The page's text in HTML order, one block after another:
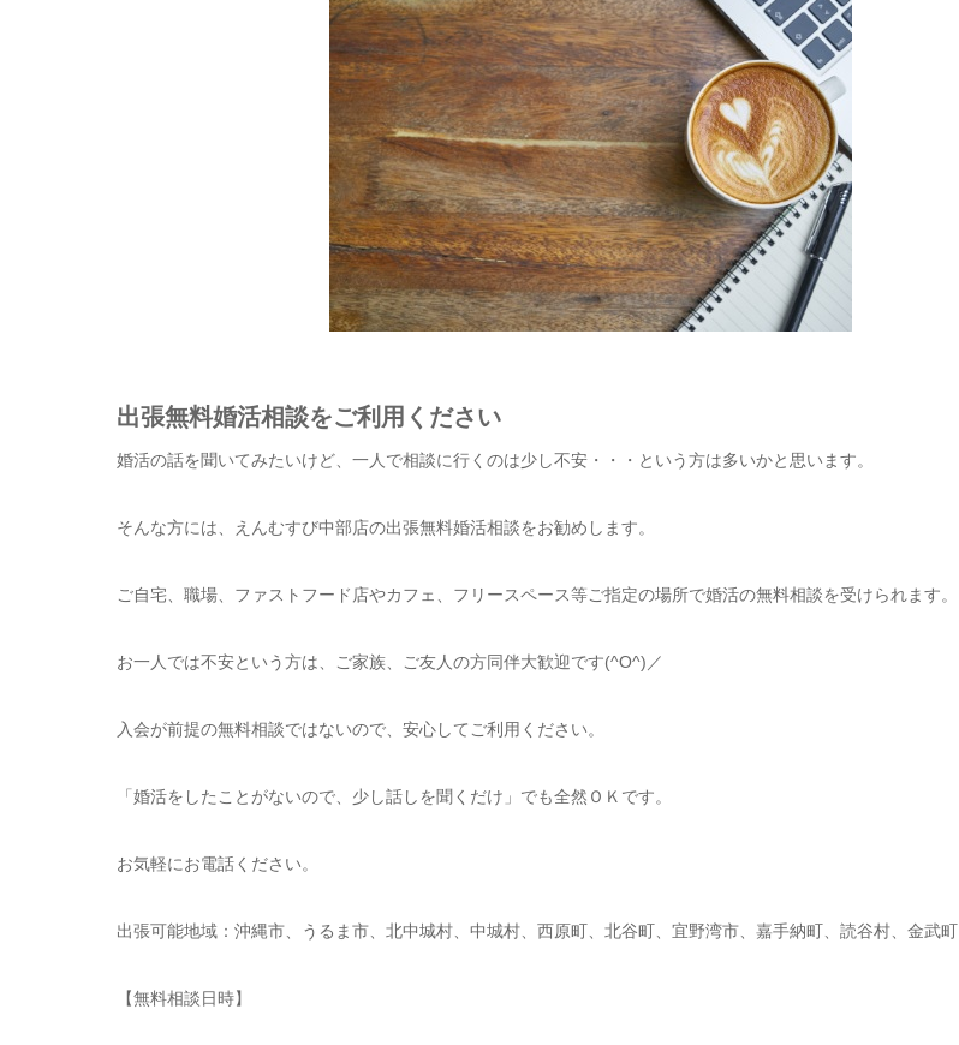
出張無料婚活相談をご利用ください
婚活の話を聞いてみたいけど、一人で相談に行くのは少し不安・・・という方は多いかと思います。
そんな方には、えんむすび中部店の出張無料婚活相談をお勧めします。
ご自宅、職場、ファストフード店やカフェ、フリースペース等ご指定の場所で婚活の無料相談を受けられます。
お一人では不安という方は、ご家族、ご友人の方同伴大歓迎です(^O^)／
入会が前提の無料相談ではないので、安心してご利用ください。
「婚活をしたことがないので、少し話しを聞くだけ」でも全然ＯＫです。
お気軽にお電話ください。
出張可能地域：沖縄市、うるま市、北中城村、中城村、西原町、北谷町、宜野湾市、嘉手納町、読谷村、金武町
【無料相談日時】